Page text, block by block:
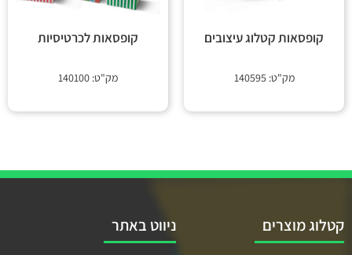
קופסאות קטלוג עיצובים
מק"ט: 140595
קופסאות לכרטיסיות
מק"ט: 140100
קטלוג מוצרים ניווט באתר